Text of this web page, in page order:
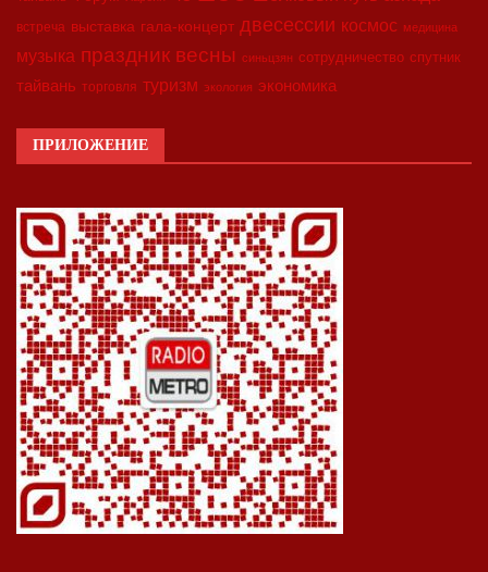
встреча выставка гала-концерт двесессии космос медицина
музыка праздник весны синьцзян сотрудничество спутник
тайвань торговля туризм экология экономика
ПРИЛОЖЕНИЕ